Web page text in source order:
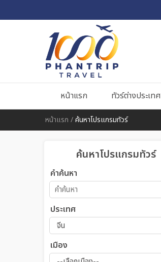
หน้าแรก ทัวร์ต่างประเทศ
หน้าแรก /ค้นหาโปรแกรมทัวร์
ค้นหาโปรแกรมทัวร์
คำค้นหา
ประเทศ
เมือง